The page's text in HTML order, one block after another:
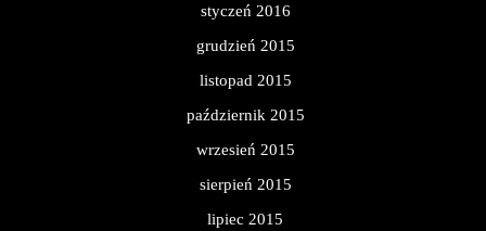
styczeń 2016
grudzień 2015
listopad 2015
październik 2015
wrzesień 2015
sierpień 2015
lipiec 2015